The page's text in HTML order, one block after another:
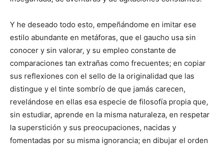
Y he deseado todo esto, empeñándome en imitar ese
estilo abundante en metáforas, que el gaucho usa sin
conocer y sin valorar, y su empleo constante de
comparaciones tan extrañas como frecuentes; en copiar
sus reflexiones con el sello de la originalidad que las
distingue y el tinte sombrío de que jamás carecen,
revelándose en ellas esa especie de filosofía propia que,
sin estudiar, aprende en la misma naturaleza, en respetar
la superstición y sus preocupaciones, nacidas y
fomentadas por su misma ignorancia; en dibujar el orden